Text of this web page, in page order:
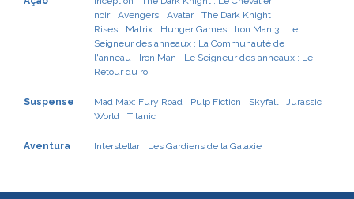
noir
Avengers Avatar
The Dark Knight
Rises
Matrix Hunger Games Iron Man 3
Le
Seigneur des anneaux : La Communauté de
l'anneau
Iron Man
Le Seigneur des anneaux : Le
Retour du roi
Suspense Mad Max: Fury Road Pulp Fiction Skyfall
Jurassic
World
Titanic
Aventura Interstellar Les Gardiens de la Galaxie